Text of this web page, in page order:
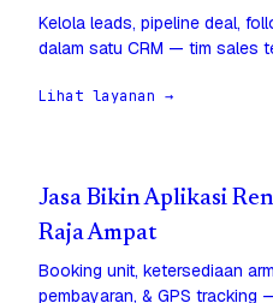
Kelola leads, pipeline deal,
dalam satu CRM — tim sales
Lihat layanan →
Jasa Bikin Aplikasi
Raja Ampat
Booking unit, ketersediaan
pembayaran, & GPS tracking